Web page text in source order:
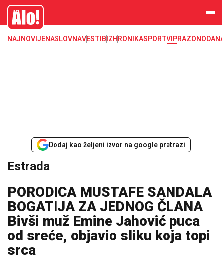
Estrada, poznati, VIP
Alo
NAJNOVIJENASLOVNAVESTI BIZHRONIKASPORTVIPRAZONODA
Dodaj kao željeni izvor na google pretrazi
Estrada
PORODICA MUSTAFE SANDALA
BOGATIJA ZA JEDNOG ČLANA
Bivši muž Emine Jahović puca
od sreće, objavio sliku koja topi
srca